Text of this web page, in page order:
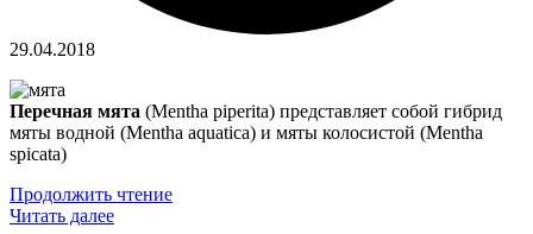
29.04.2018
Перечная мята (Mentha piperita) представляет собой гибрид
мяты водной (Mentha aquatica) и мяты колосистой (Mentha
spicata)
Продолжить чтение
Читать далее